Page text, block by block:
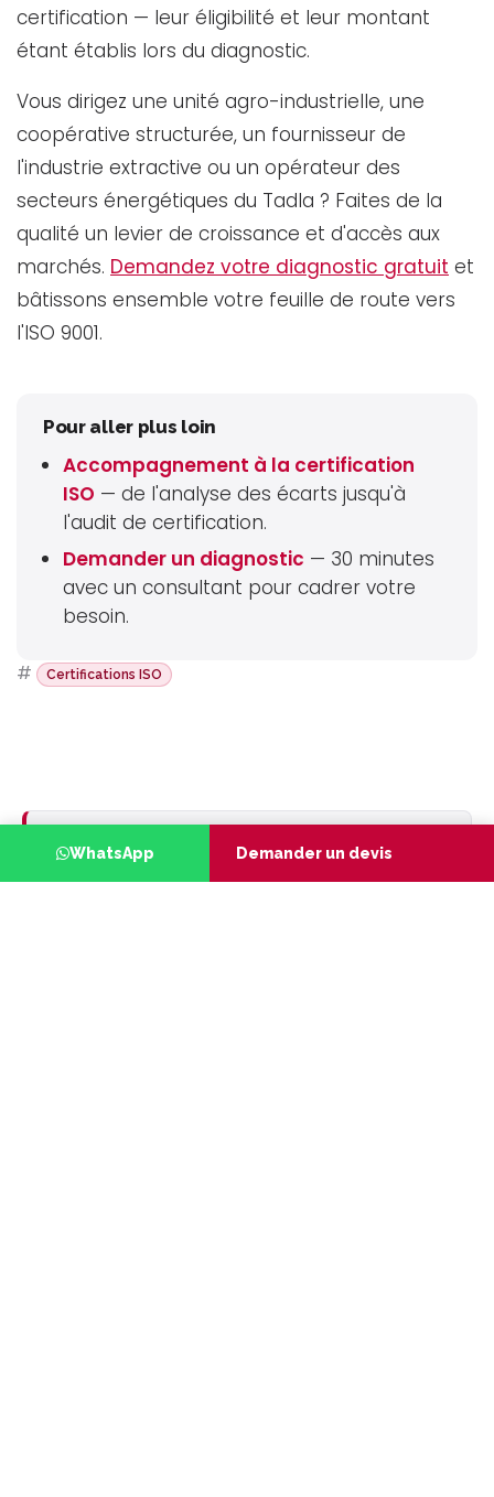
certification — leur éligibilité et leur montant
étant établis lors du diagnostic.
Vous dirigez une unité agro-industrielle, une
coopérative structurée, un fournisseur de
l'industrie extractive ou un opérateur des
secteurs énergétiques du Tadla ? Faites de la
qualité un levier de croissance et d'accès aux
marchés. Demandez votre diagnostic gratuit et
bâtissons ensemble votre feuille de route vers
l'ISO 9001.
Pour aller plus loin
Accompagnement à la certification
ISO — de l'analyse des écarts jusqu'à
l'audit de certification.
Demander un diagnostic — 30 minutes
avec un consultant pour cadrer votre
besoin.
# Certifications ISO
RÉDIGÉ PAR LES EXPERTS
WhatsApp Demander un devis